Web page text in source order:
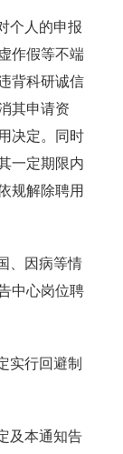
个人的申报
作假等不端
背科研诚信
其申请资
决定。同时
一定期限内
规解除聘用
、因病等情
中心岗位聘
行回避制
及本通知告